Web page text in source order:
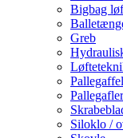
Bigbag
Greb
Pallegafler
Siloklo /